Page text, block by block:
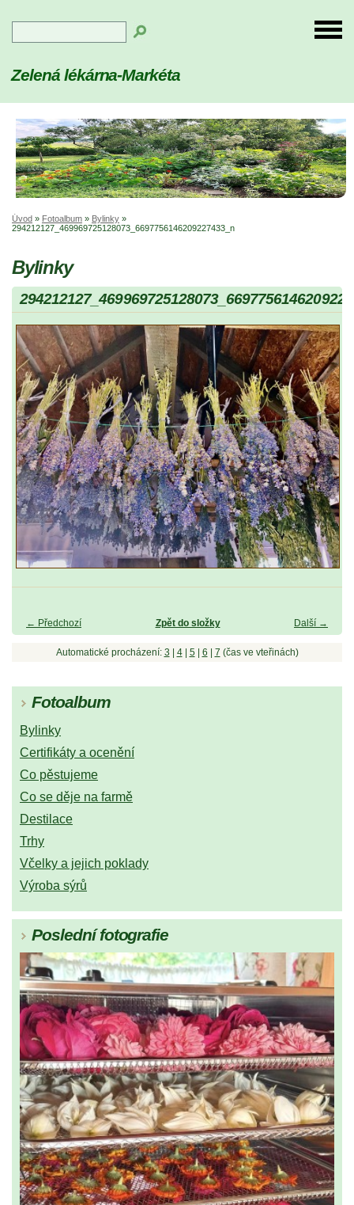
Zelená lékárna-Markéta
Úvod » Fotoalbum » Bylinky »
294212127_469969725128073_6697756146209227433_n
Bylinky
← Předchozí Další →
Zpět do složky
Automatické procházení: 3 4| 5| 6 7 (čas ve vteřinách)
Fotoalbum
Bylinky
Certifikáty a ocenění
Co pěstujeme
Co se děje na farmě
Destilace
Trhy
Včelky a jejich poklady
Výroba sýrů
Poslední fotografie